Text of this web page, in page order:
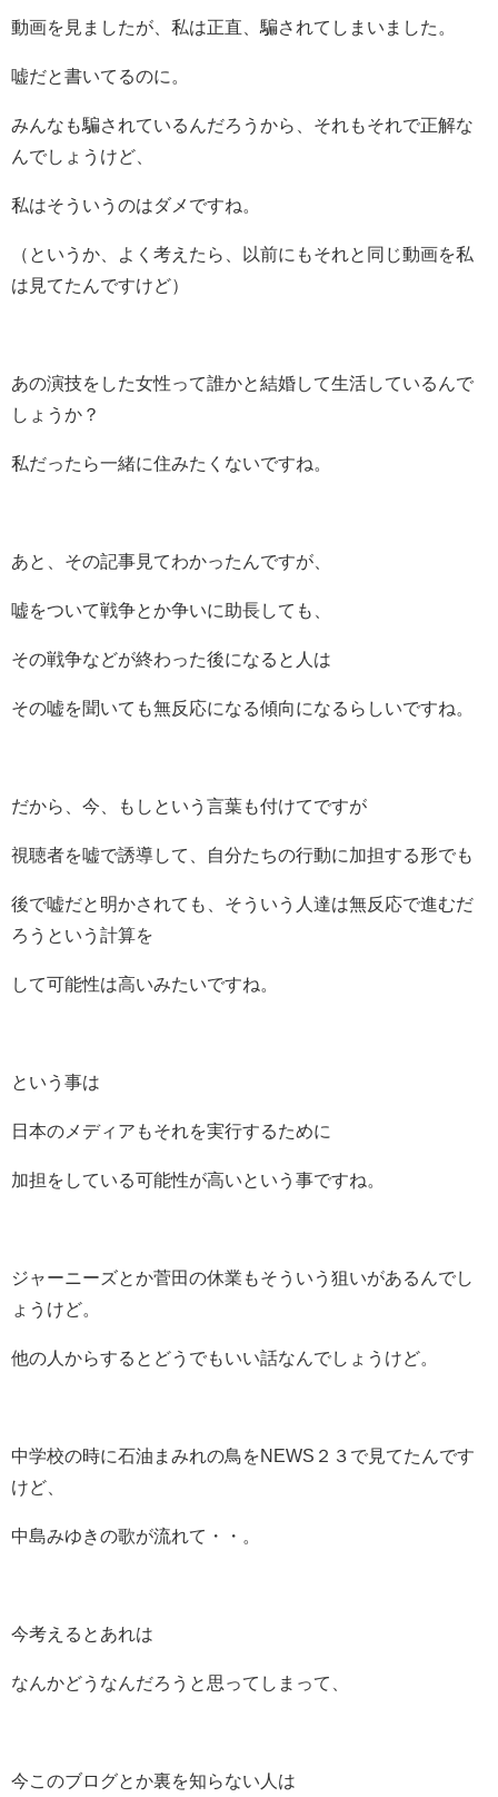
動画を見ましたが、私は正直、騙されてしまいました。
嘘だと書いてるのに。
みんなも騙されているんだろうから、それもそれで正解な
んでしょうけど、
私はそういうのはダメですね。
（というか、よく考えたら、以前にもそれと同じ動画を私
は見てたんですけど）
あの演技をした女性って誰かと結婚して生活しているんで
しょうか？
私だったら一緒に住みたくないですね。
あと、その記事見てわかったんですが、
嘘をついて戦争とか争いに助長しても、
その戦争などが終わった後になると人は
その嘘を聞いても無反応になる傾向になるらしいですね。
だから、今、もしという言葉も付けてですが
視聴者を嘘で誘導して、自分たちの行動に加担する形でも
後で嘘だと明かされても、そういう人達は無反応で進むだ
ろうという計算を
して可能性は高いみたいですね。
という事は
日本のメディアもそれを実行するために
加担をしている可能性が高いという事ですね。
ジャーニーズとか菅田の休業もそういう狙いがあるんでし
ょうけど。
他の人からするとどうでもいい話なんでしょうけど。
中学校の時に石油まみれの鳥をNEWS２３で見てたんです
けど、
中島みゆきの歌が流れて・・。
今考えるとあれは
なんかどうなんだろうと思ってしまって、
今このブログとか裏を知らない人は